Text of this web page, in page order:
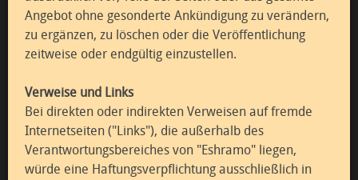
Angebot ohne gesonderte Ankündigung zu verändern,
zu ergänzen, zu löschen oder die Veröffentlichung
zeitweise oder endgültig einzustellen.
Verweise und Links
Bei direkten oder indirekten Verweisen auf fremde
Internetseiten ("Links"), die außerhalb des
Verantwortungsbereiches von "Eshramo" liegen,
würde eine Haftungsverpflichtung ausschließlich in